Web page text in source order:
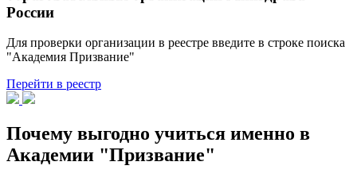
России
Для проверки организации в реестре введите в строке поиска
"Академия Призвание"
Перейти в реестр
Почему выгодно учиться именно в
Академии "Призвание"